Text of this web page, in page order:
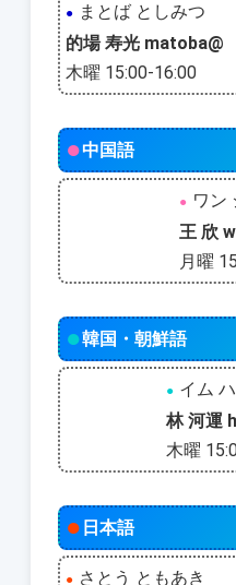
● まとば としみつ
的場 寿光 matoba@
木曜 15:00-16:00
●中国語
● ワン
王 欣
月曜
●韓国・朝鮮語
● イム
林 河運
木曜
● 日本語
● さとう ともあき